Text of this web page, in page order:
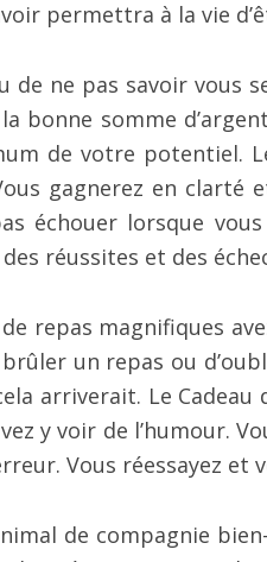
permettra à la vie
de ne pas savoir vous
bonne somme
de votre potentiel.
gagnerez en clarté
échouer lorsque
réussites et des
repas magnifiques
un repas ou
arriverait. Le
y voir de l’humour.
Vous réessayez et
de compagnie